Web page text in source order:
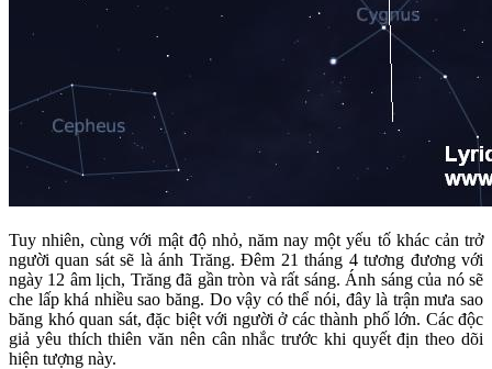
Tuy nhiên, cùng với mật độ nhỏ, năm nay một yếu tố khác cản trở
người quan sát sẽ là ánh Trăng. Đêm 21 tháng 4 tương đương với
ngày 12 âm lịch, Trăng đã gần tròn và rất sáng. Ánh sáng của nó sẽ
che lấp khá nhiều sao băng. Do vậy có thể nói, đây là trận mưa sao
băng khó quan sát, đặc biệt với người ở các thành phố lớn. Các độc
giả yêu thích thiên văn nên cân nhắc trước khi quyết địn theo dõi
hiện tượng này.